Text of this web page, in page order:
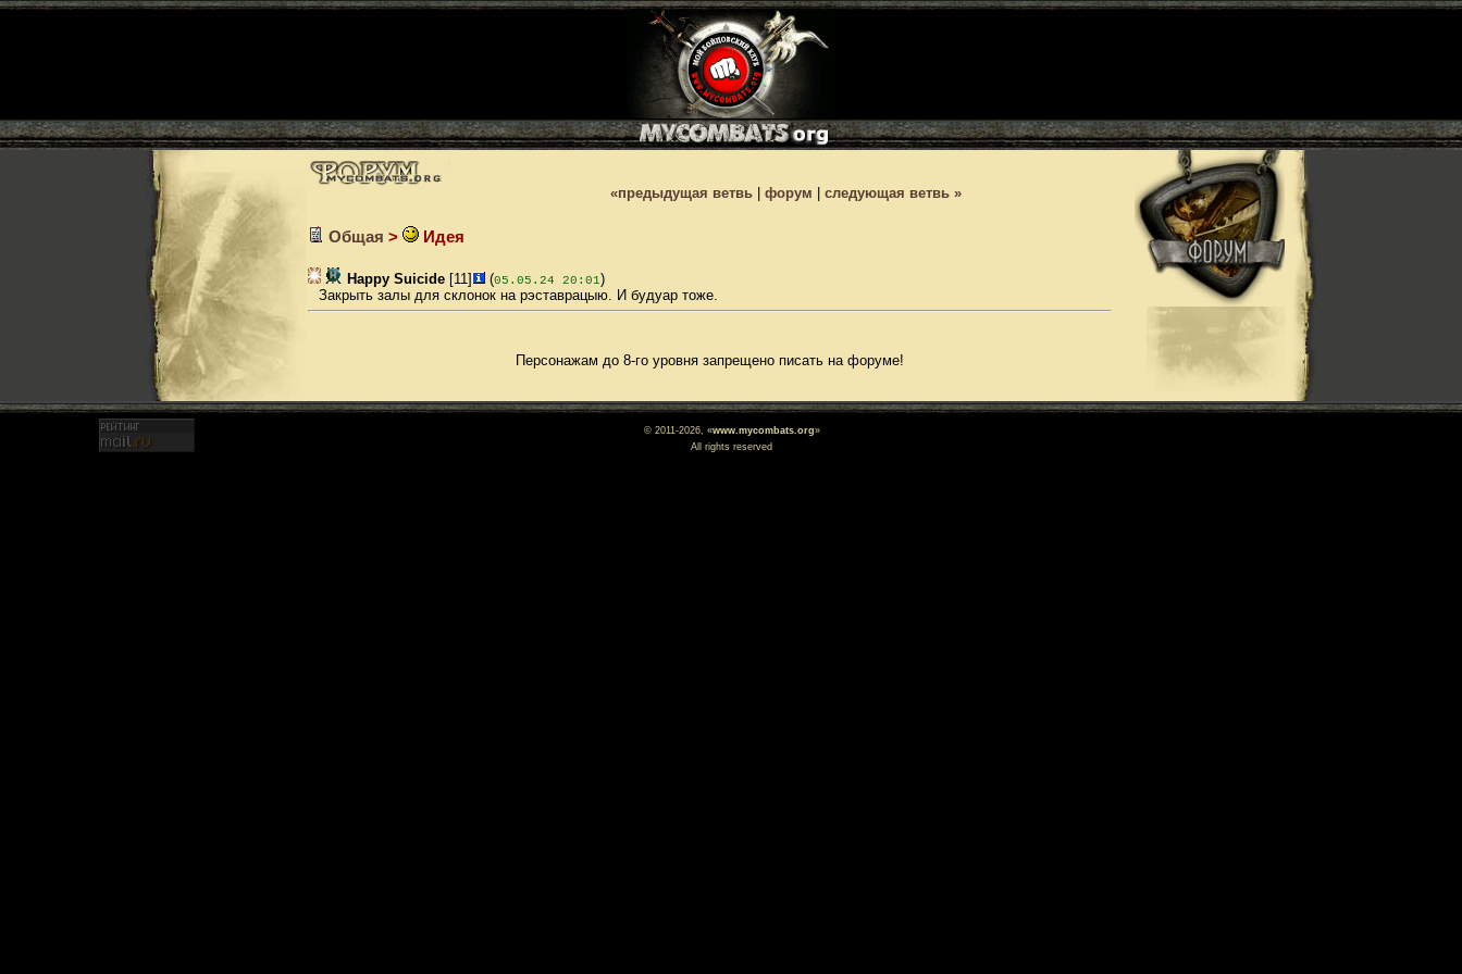
«предыдущая ветвь| форум следующая ветвь »
Общая > Идея
Happy Suicide [11] (05.05.24 20:01)
Закрыть залы для склонок на рэставрацыю. И будуар тоже.
Персонажам до 8-го уровня запрещено писать на форуме!
© 2011-2026, «www.mycombats.org»
All rights reserved